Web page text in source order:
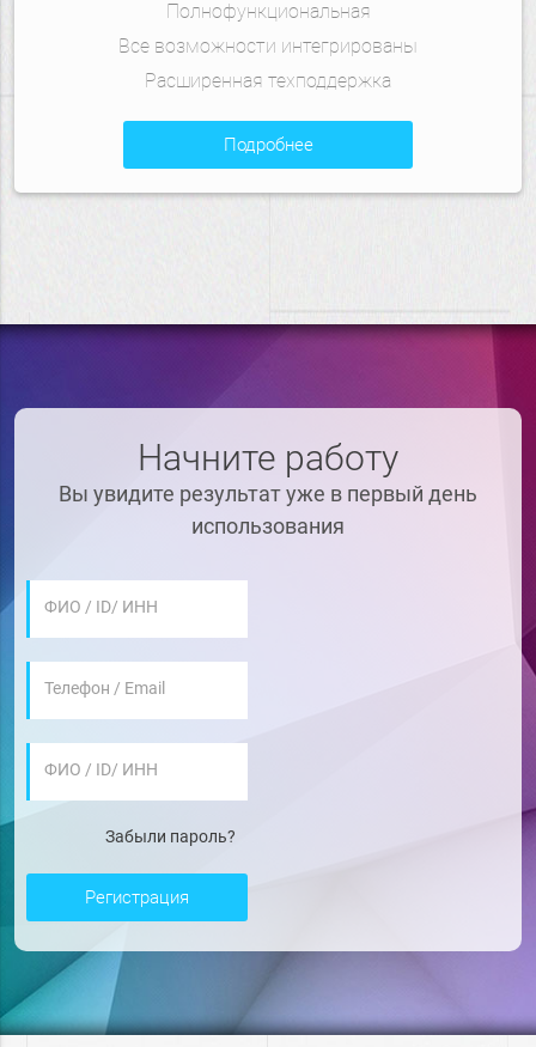
Полнофункциональная
Все возможности интегрированы
Расширенная техподдержка
подробнее
Начните работу
Вы увидите результат уже в первый день
использования
ФИО / ID/ ИНН
Телефон / Email
ФИО / ID/ ИНН
Забыли пароль?
регистрация